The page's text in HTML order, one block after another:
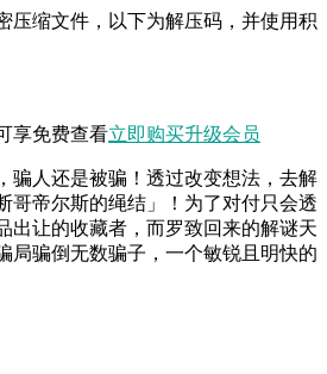
压缩文件，以下为解压码，并使用积
享免费查看立即购买升级会员
骗人还是被骗！透过改变想法，去解
哥帝尔斯的绳结」！为了对付只会透
出让的收藏者，而罗致回来的解谜天
局骗倒无数骗子，一个敏锐且明快的